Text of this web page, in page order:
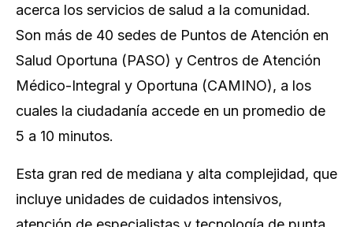
acerca los servicios de salud a la comunidad.
Son más de 40 sedes de Puntos de Atención en
Salud Oportuna (PASO) y Centros de Atención
Médico-Integral y Oportuna (CAMINO), a los
cuales la ciudadanía accede en un promedio de
5 a 10 minutos.
Esta gran red de mediana y alta complejidad, que
incluye unidades de cuidados intensivos,